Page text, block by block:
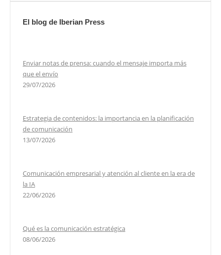
El blog de Iberian Press
Enviar notas de prensa: cuando el mensaje importa más
que el envío
29/07/2026
Estrategia de contenidos: la importancia en la planificación
de comunicación
13/07/2026
Comunicación empresarial y atención al cliente en la era de
la IA
22/06/2026
Qué es la comunicación estratégica
08/06/2026